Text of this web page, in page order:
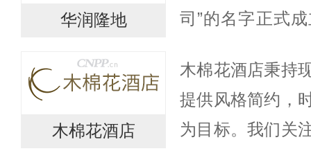
华润隆地
司”的名字正式
心再出发。历经
木棉花酒店
木棉花酒店秉持
提供风格简约，
为目标。我们关